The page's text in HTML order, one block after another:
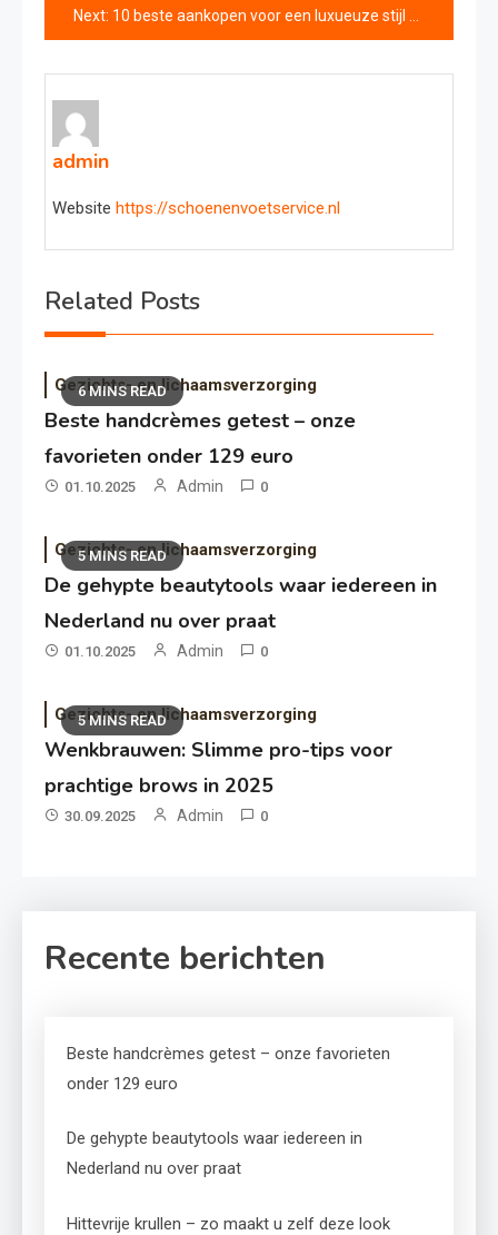
Next: 10 beste aankopen voor een luxueuze stijl deze zomer (2025)
admin
Website https://schoenenvoetservice.nl
Related Posts
6 MINS READ
Gezichts- en lichaamsverzorging
Beste handcrèmes getest – onze
favorieten onder 129 euro
01.10.2025 Admin 0
5 MINS READ
Gezichts- en lichaamsverzorging
De gehypte beautytools waar iedereen in
Nederland nu over praat
01.10.2025 Admin 0
5 MINS READ
Gezichts- en lichaamsverzorging
Wenkbrauwen: Slimme pro-tips voor
prachtige brows in 2025
30.09.2025 Admin 0
Recente berichten
Beste handcrèmes getest – onze favorieten
onder 129 euro
De gehypte beautytools waar iedereen in
Nederland nu over praat
Hittevrije krullen – zo maakt u zelf deze look